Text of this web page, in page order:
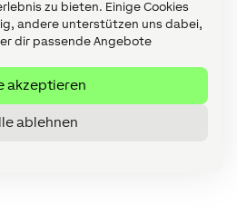
zu bieten. Einige Cookies
andere unterstützen uns dabei,
dir passende Angebote
akzeptieren
ablehnen
einer Wallbox
Minuten
Juli 2024